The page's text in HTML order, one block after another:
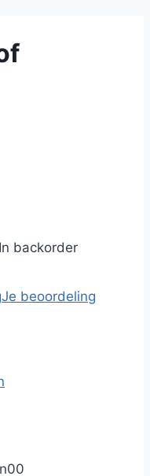
In backorder
Je beoordeling
00